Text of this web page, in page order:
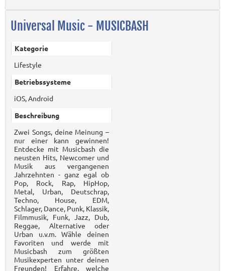
Universal Music - MUSICBASH
Kategorie
Lifestyle
Betriebssysteme
iOS, Android
Beschreibung
Zwei Songs, deine Meinung –
nur einer kann gewinnen!
Entdecke mit Musicbash die
neusten Hits, Newcomer und
Musik aus vergangenen
Jahrzehnten - ganz egal ob
Pop, Rock, Rap, HipHop,
Metal, Urban, Deutschrap,
Techno, House, EDM,
Schlager, Dance, Punk, Klassik,
Filmmusik, Funk, Jazz, Dub,
Reggae, Alternative oder
Urban u.v.m. Wähle deinen
Favoriten und werde mit
Musicbash zum größten
Musikexperten unter deinen
Freunden! Erfahre, welche